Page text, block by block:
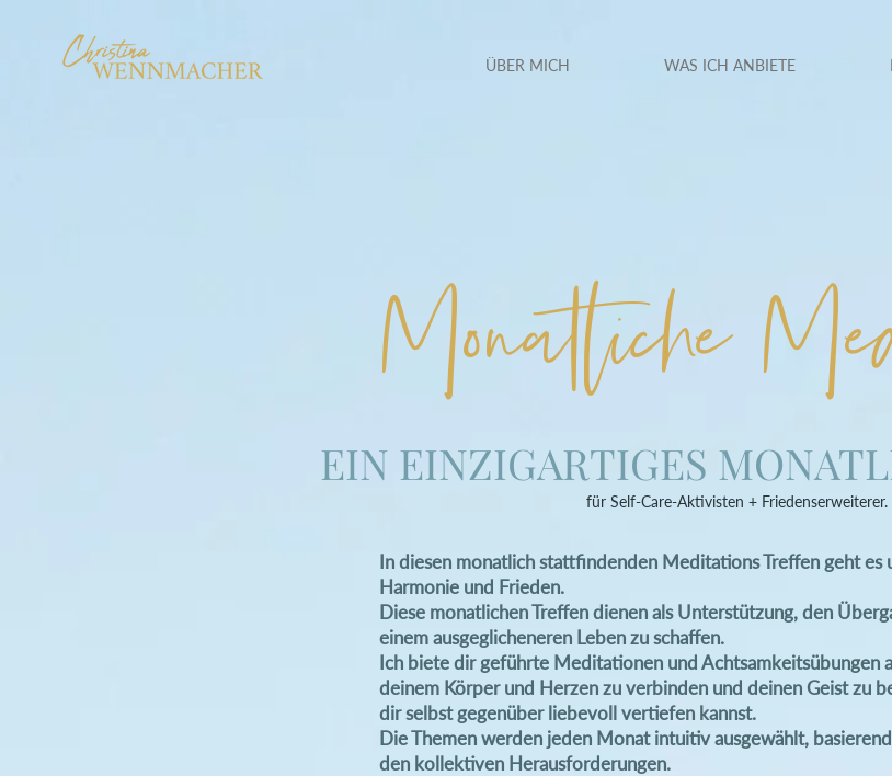
ÜBER MICH WAS ICH ANBIETE
Monatliche
EIN EINZIGARTIGES
für Self-Care-Aktivisten + Friedenserweiterer.
In diesen monatlich stattfindenden Meditations Treffen geht es
Harmonie und Frieden.
Diese monatlichen Treffen dienen als Unterstützung, den
einem ausgeglicheneren Leben zu schaffen.
Ich biete dir geführte Meditationen und Achtsamkeitsübungen
deinem Körper und Herzen zu verbinden und deinen Geist zu
dir selbst gegenüber liebevoll vertiefen kannst.
Die Themen werden jeden Monat intuitiv ausgewählt,
den kollektiven Herausforderungen.